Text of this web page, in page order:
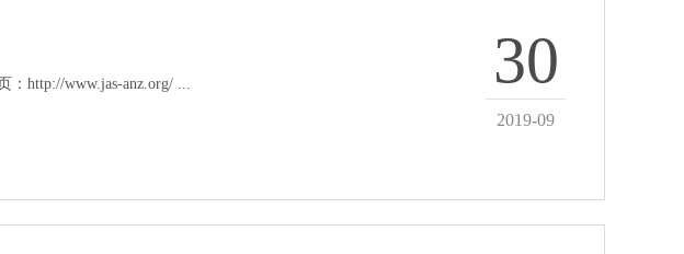
http://www.jas-anz.org/ ... 30
2019-09